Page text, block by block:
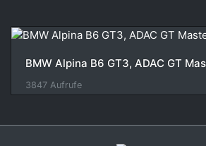
BMW Alpina B6 GT3, ADAC GT
3847 Aufrufe